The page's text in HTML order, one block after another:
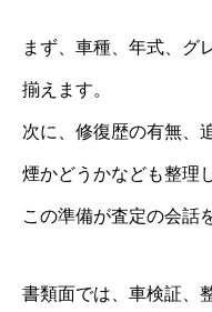
まず、車種、年式、グ
揃えます。
次に、修復歴の有無、
煙かどうかなども整理
この準備が査定の会話
書類面では、車検証、